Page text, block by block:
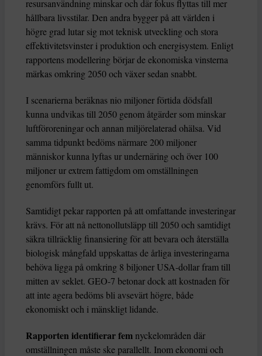
resursanvändning minskar och där fokus flyttas till mer
hållbara livsstilar. Den andra bygger på att världen i
högre grad lutar sig mot teknisk utveckling och stora
effektivitetsvinster i produktion och energisystem. Enligt
rapportens modellering börjar de ekonomiska vinsterna
märkas omkring 2050 och växer sedan snabbt.
I scenarierna beräknas nio miljoner förtida dödsfall
kunna undvikas till 2050 genom åtgärder som minskar
luftföroreningar och annan miljörelaterad ohälsa. Vid
samma tidpunkt bedöms närmare 200 miljoner
människor kunna lyftas ur undernäring och över 100
miljoner ur extrem fattigdom om omställningen
genomförs fullt ut.
Samtidigt pekar rapporten på att omfattande investeringar
krävs. För att nå nettonollutsläpp till 2050 och samtidigt
säkra tillräcklig finansiering för att bevara och återställa
biologisk mångfald uppskattas de årliga investeringarna
behöva ligga på omkring 8 biljoner USA-dollar fram till
mitten av seklet. GEO-7 betonar dock att kostnaden för
att inte agera bedöms bli avsevärt högre, både
ekonomiskt och i mänskligt lidande.
Rapporten identifierar fem nyckelområden där
omställningen måste ske parallellt. Inom ekonomi och